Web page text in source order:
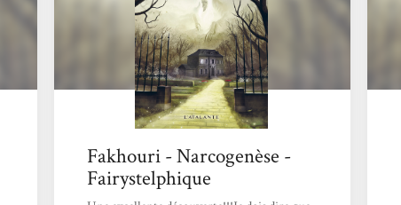
Fakhouri - Narcogenèse -
Fairystelphique